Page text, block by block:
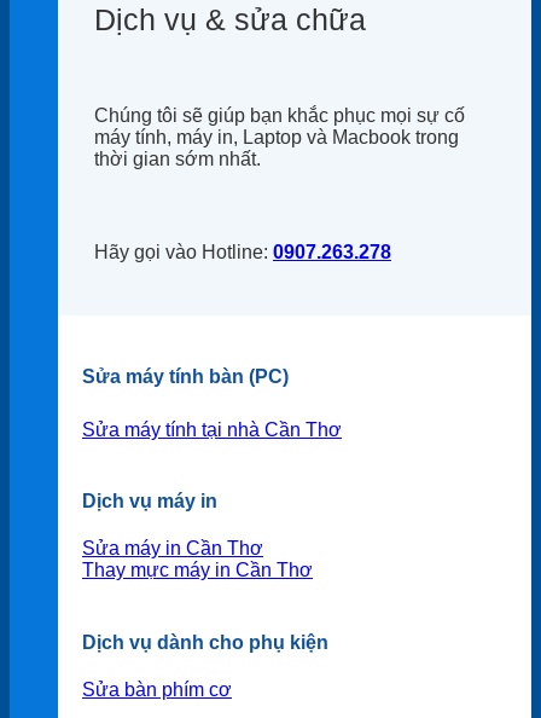
Dịch vụ & sửa chữa
Chúng tôi sẽ giúp bạn khắc phục mọi sự cố
máy tính, máy in, Laptop và Macbook trong
thời gian sớm nhất.
Hãy gọi vào Hotline: 0907.263.278
Sửa máy tính bàn (PC)
Sửa máy tính tại nhà Cần Thơ
Dịch vụ máy in
Sửa máy in Cần Thơ
Thay mực máy in Cần Thơ
Dịch vụ dành cho phụ kiện
Sửa bàn phím cơ